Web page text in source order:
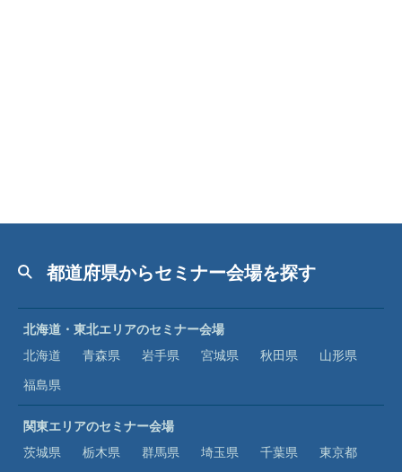
都道府県からセミナー会場を探す
北海道・東北エリアのセミナー会場
北海道
青森県 岩手県 宮城県 秋田県
山形県
福島県
関東エリアのセミナー会場
茨城県
栃木県 群馬県 埼玉県 千葉県
東京都